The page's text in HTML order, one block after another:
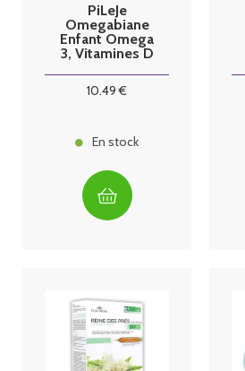
PiLeJe
Omegabiane
Enfant Omega
3, Vitamines D
10.49 €
En stock